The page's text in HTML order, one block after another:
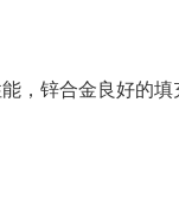
，锌合金良好的